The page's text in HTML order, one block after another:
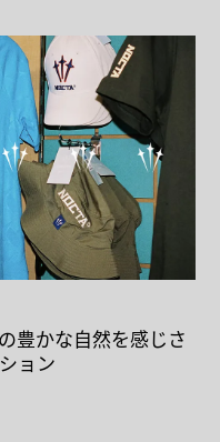
豊かな自然を感じさ
ョン